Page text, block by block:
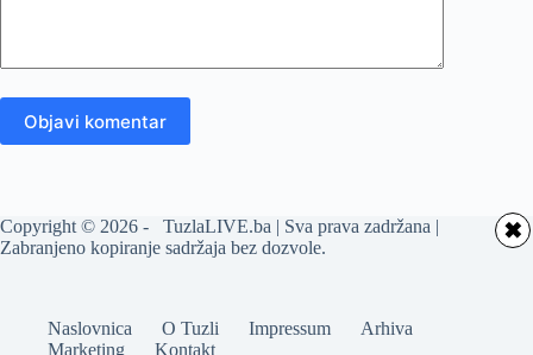
Objavi komentar
Copyright © 2026 - TuzlaLIVE.ba | Sva prava zadržana |
Zabranjeno kopiranje sadržaja bez dozvole.
Naslovnica O Tuzli Impressum
Arhiva
Marketing
Kontakt
✖